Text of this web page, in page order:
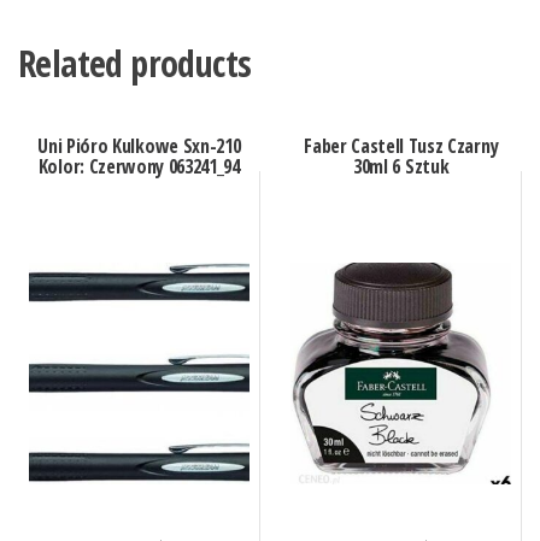
Related products
Uni Pióro Kulkowe Sxn-210
Kolor: Czerwony 063241_94
Faber Castell Tusz Czarny
30ml 6 Sztuk